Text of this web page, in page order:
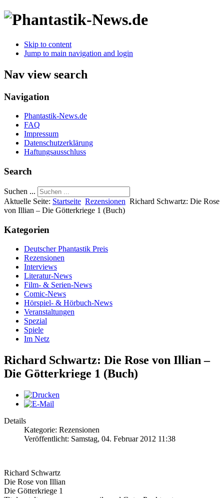
Skip to content
Jump to main navigation and login
Nav view search
Navigation
Phantastik-News.de
FAQ
Impressum
Datenschutzerklärung
Haftungsausschluss
Search
Suchen ...
Aktuelle Seite: Startseite Rezensionen Richard Schwartz: Die Rose
von Illian – Die Götterkriege 1 (Buch)
Kategorien
Deutscher Phantastik Preis
Rezensionen
Interviews
Literatur-News
Film- & Serien-News
Comic-News
Hörspiel- & Hörbuch-News
Veranstaltungen
Spezial
Spiele
Im Netz
Richard Schwartz: Die Rose von Illian –
Die Götterkriege 1 (Buch)
Details
Kategorie: Rezensionen
Veröffentlicht: Samstag, 04. Februar 2012 11:38
Richard Schwartz
Die Rose von Illian
Die Götterkriege 1